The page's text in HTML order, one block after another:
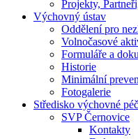
Projekty,
Výchovný ústav
Oddělení pro
Volnočasové
Formuláře a
Historie
Minimální
Fotogalerie
Středisko výchovné
SVP Černovice
Kontakty